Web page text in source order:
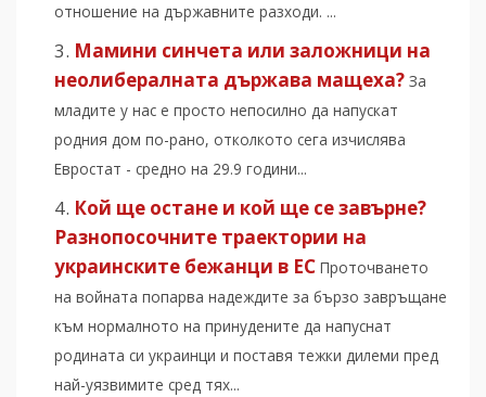
отношение на държавните разходи. ...
Мамини синчета или заложници на
неолибералната държава мащеха? За
младите у нас е просто непосилно да напускат
родния дом по-рано, отколкото сега изчислява
Евростат - средно на 29.9 години...
Кой ще остане и кой ще се завърне?
Разнопосочните траектории на
украинските бежанци в ЕС Проточването
на войната попарва надеждите за бързо завръщане
към нормалното на принудените да напуснат
родината си украинци и поставя тежки дилеми пред
най-уязвимите сред тях...